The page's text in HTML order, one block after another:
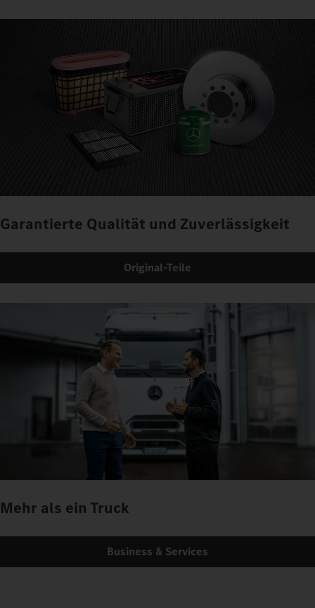
Garantierte Qualität und Zuverlässigkeit
Original-Teile
Mehr als ein Truck
Business & Services